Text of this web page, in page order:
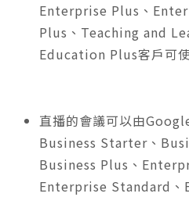
Enterprise Plus、
Plus、Teaching and
Education Plus客戶可
直播的會議可以由
Business Starter、
Business Plus、
Enterprise Standard、